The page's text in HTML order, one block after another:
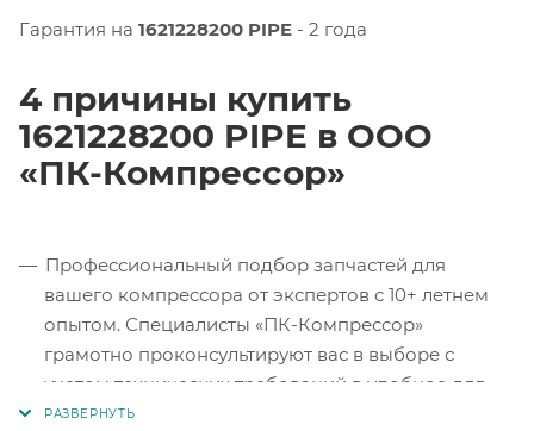
Гарантия на 1621228200 PIPE - 2 года
4 причины купить
1621228200 PIPE в ООО
«ПК-Компрессор»
Профессиональный подбор запчастей для
вашего компрессора от экспертов с 10+ летнем
опытом. Специалисты «ПК-Компрессор»
грамотно проконсультируют вас в выборе с
учетом технических требований в удобное для
вас время.